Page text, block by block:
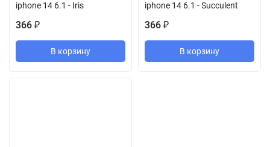
iphone 14 6.1 - Iris
366 ₽
В корзину
iphone 14 6.1 - Succulent
366 ₽
В корзину